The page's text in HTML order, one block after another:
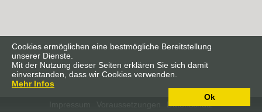
Datenschutz
Cookies ermöglichen eine bestmögliche Bereitstellung
unserer Dienste.
Mit der Nutzung dieser Seiten erklären Sie sich damit
einverstanden, dass wir Cookies verwenden.
Mehr Infos
Ok